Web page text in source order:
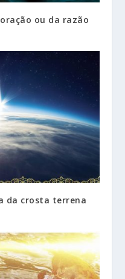
ou da razão
da crosta terrena